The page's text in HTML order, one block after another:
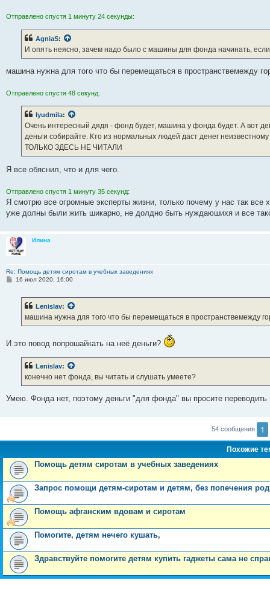
Отправлено спустя 1 минуту 24 секунды:
AgniaS:
И опять неясно, зачем надо было с машины для фонда начинать,
машина нужна для того что бы перемещаться в пространствемежду
Отправлено спустя 48 секунд:
lyudmila:
Очень интересный дядя - фонд будет, машина у фонда будет. А вот
деньги собирайте. Кто из нормальных людей даст денег
ТОЛЬКО ЗДЕСЬ НЕ ЧИТАЛИ
Я все обяснил, что и для чего.
Отправлено спустя 1 минуту 35 секунд:
Я смотрю все огромные эксперты жизни, только почему у нас так
уже долны были жить шикарно, не долдно быть нуждаюшихя и все
Илина
Re: Помощь детям сиротам в учебных заведениях
С16 июл 2020, 16:00
Lenislav:
машина нужна для того что бы перемещаться в пространствемежду
И это повод попрошайкать на неё деньги?
Lenislav:
конечно нет фонда, вы читать и слушать умеете?
Умею. Фонда нет, поэтому деньги "для фонда" вы просите переводить
54 сообщения 1
Похожие
Помощь детям сиротам в учебных заведениях
Запрос помощи детям-сиротам и детям, без попечения
Помощь афганским вдовам и сиротам
Помогите, детям нечего кушать,
Здравствуйте помогите детям купить гаджеты сама не